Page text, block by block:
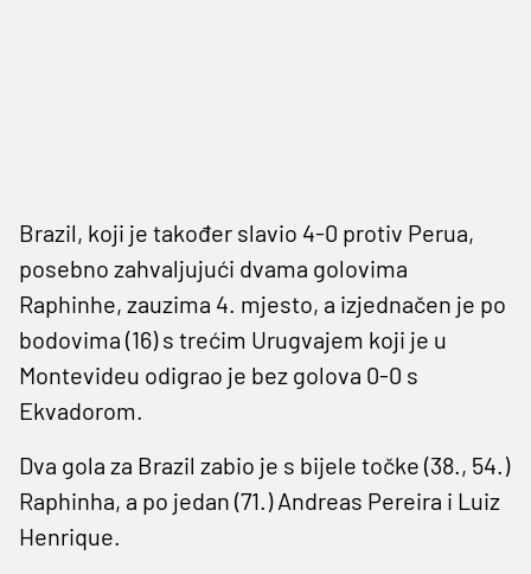
Brazil, koji je također slavio 4-0 protiv Perua,
posebno zahvaljujući dvama golovima
Raphinhe, zauzima 4. mjesto, a izjednačen je po
bodovima (16) s trećim Urugvajem koji je u
Montevideu odigrao je bez golova 0-0 s
Ekvadorom.
Dva gola za Brazil zabio je s bijele točke (38., 54.)
Raphinha, a po jedan (71.) Andreas Pereira i Luiz
Henrique.